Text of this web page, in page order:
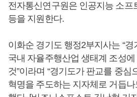
전자통신연구원은 인공지능 소프
등을 지원한다.
이화순 경기도 행정2부지사는 “
국내 자율주행산업 생태계 조성
것”이라며 “경기도가 판교를 중심
혁명을 주도하는 지자체로 거듭